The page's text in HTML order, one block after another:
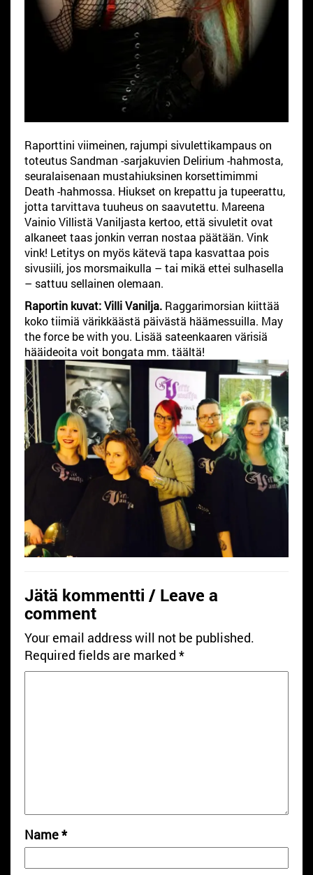
Raporttini viimeinen, rajumpi sivulettikampaus on
toteutus Sandman -sarjakuvien Delirium -hahmosta,
seuralaisenaan mustahiuksinen korsettimimmi
Death -hahmossa. Hiukset on krepattu ja tupeerattu,
jotta tarvittava tuuheus on saavutettu. Mareena
Vainio Villistä Vaniljasta kertoo, että sivuletit ovat
alkaneet taas jonkin verran nostaa päätään. Vink
vink! Letitys on myös kätevä tapa kasvattaa pois
sivusiili, jos morsmaikulla – tai mikä ettei sulhasella
– sattuu sellainen olemaan.
Raportin kuvat: Villi Vanilja. Raggarimorsian kiittää
koko tiimiä värikkäästä päivästä häämessuilla. May
the force be with you. Lisää sateenkaaren värisiä
hääideoita voit bongata mm. täältä!
Jätä kommentti / Leave a
comment
Your email address will not be published.
Required fields are marked *
Name*